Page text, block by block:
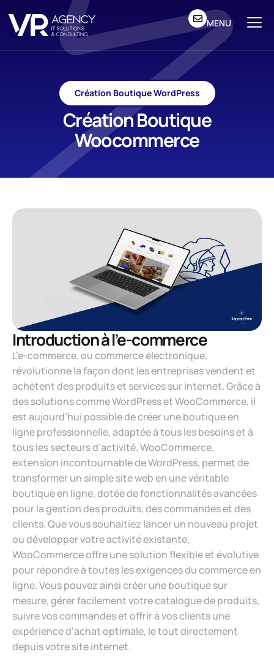
MENU
Création Boutique WordPress
Création Boutique
Woocommerce
Introduction à l’e-commerce
L’e-commerce, ou commerce électronique,
révolutionne la façon dont les entreprises vendent et
achètent des produits et services sur internet. Grâce à
des solutions comme WordPress et WooCommerce, il
est aujourd’hui possible de créer une boutique en
ligne professionnelle, adaptée à tous les besoins et à
tous les secteurs d’activité. WooCommerce,
extension incontournable de WordPress, permet de
transformer un simple site web en une véritable
boutique en ligne, dotée de fonctionnalités avancées
pour la gestion des produits, des commandes et des
clients. Que vous souhaitiez lancer un nouveau projet
ou développer votre activité existante,
WooCommerce offre une solution flexible et évolutive
pour répondre à toutes les exigences du commerce en
ligne. Vous pouvez ainsi créer une boutique sur
mesure, gérer facilement votre catalogue de produits,
suivre vos commandes et offrir à vos clients une
expérience d’achat optimale, le tout directement
depuis votre site internet.